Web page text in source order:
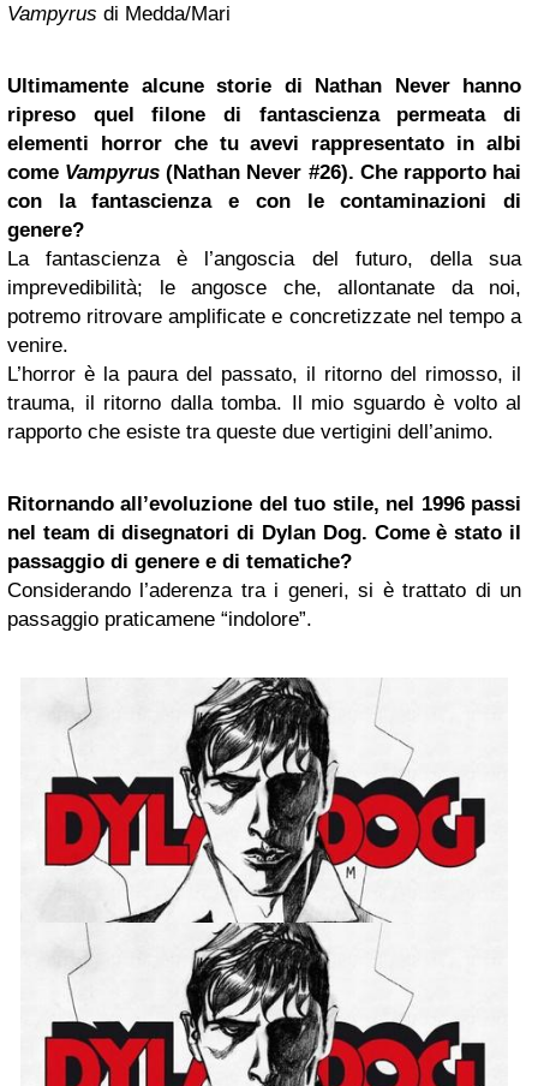
Vampyrus di Medda/Mari
Ultimamente alcune storie di Nathan Never hanno
ripreso quel filone di fantascienza permeata di
elementi horror che tu avevi rappresentato in albi
come Vampyrus (Nathan Never #26). Che rapporto hai
con la fantascienza e con le contaminazioni di
genere?
La fantascienza è l’angoscia del futuro, della sua
imprevedibilità; le angosce che, allontanate da noi,
potremo ritrovare amplificate e concretizzate nel tempo a
venire.
L’horror è la paura del passato, il ritorno del rimosso, il
trauma, il ritorno dalla tomba. Il mio sguardo è volto al
rapporto che esiste tra queste due vertigini dell’animo.
Ritornando all’evoluzione del tuo stile, nel 1996 passi
nel team di disegnatori di Dylan Dog. Come è stato il
passaggio di genere e di tematiche?
Considerando l’aderenza tra i generi, si è trattato di un
passaggio praticamene “indolore”.